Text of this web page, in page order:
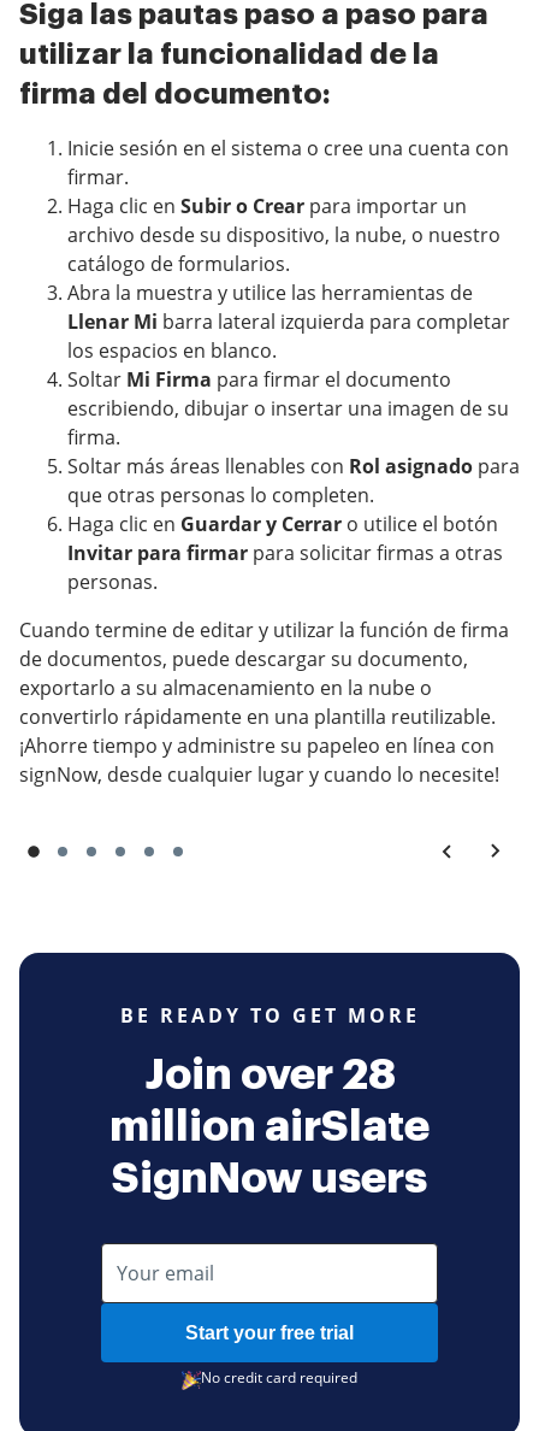
Siga las pautas paso a paso para
utilizar la funcionalidad de la
firma del documento:
Inicie sesión en el sistema o cree una cuenta con
firmar.
Haga clic en Subir o Crear para importar un
archivo desde su dispositivo, la nube, o nuestro
catálogo de formularios.
Abra la muestra y utilice las herramientas de
Llenar Mi barra lateral izquierda para completar
los espacios en blanco.
Soltar Mi Firma para firmar el documento
escribiendo, dibujar o insertar una imagen de su
firma.
Soltar más áreas llenables con Rol asignado para
que otras personas lo completen.
Haga clic en Guardar y Cerrar o utilice el botón
Invitar para firmar para solicitar firmas a otras
personas.
Cuando termine de editar y utilizar la función de firma
de documentos, puede descargar su documento,
exportarlo a su almacenamiento en la nube o
convertirlo rápidamente en una plantilla reutilizable.
¡Ahorre tiempo y administre su papeleo en línea con
signNow, desde cualquier lugar y cuando lo necesite!
BE READY TO GET MORE
Join over 28
million airSlate
SignNow users
Start your free trial
No credit card required